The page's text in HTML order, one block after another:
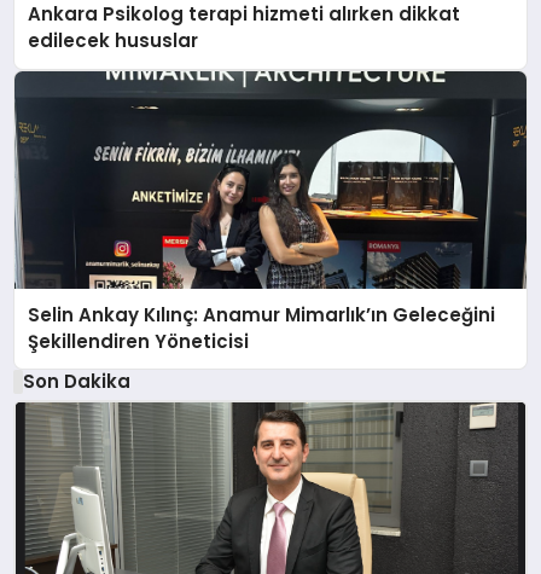
Ankara Psikolog terapi hizmeti alırken dikkat
edilecek hususlar
Selin Ankay Kılınç: Anamur Mimarlık’ın Geleceğini
Şekillendiren Yöneticisi
Son Dakika